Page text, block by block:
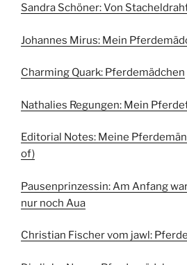
Sandra Schöner: Von
Johannes Mirus: Mein
Charming Quark: Pferdemädchen
Nathalies Regungen: Mein
Editorial Notes: Meine
of)
Pausenprinzessin: Am Anfang
nur noch Aua
Christian Fischer vom jawl: